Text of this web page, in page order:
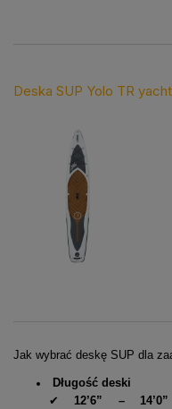
Deska SUP Yolo TR yacht
Jak wybrać deskę SUP dla
Długość deski
✔ 12’6” – 14’0”